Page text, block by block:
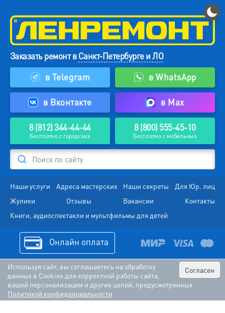
Заказать ремонт вСанкт-Петербурге и ЛО
в Telegram
в WhatsApp
в Вконтакте в Max
8 (812) 344-44-44
Бесплатно с городских
8 (800) 555-45-10
Бесплатно с мобильных
Поиск по сайту
Наши услуги Адреса мастерских Наши секреты
Для Юр. лиц
Жулики
Отзывы Вакансии
Контакты
Книги, аудиоспектакли и мультфильмы для детей
Онлайн оплата
Согласен
Используя сайт, вы соглашаетесь на обработку
данных в Cookies для корректной работы сайта,
вашей персонализации и других целей, предусмотренных
Политикой конфиденциальности